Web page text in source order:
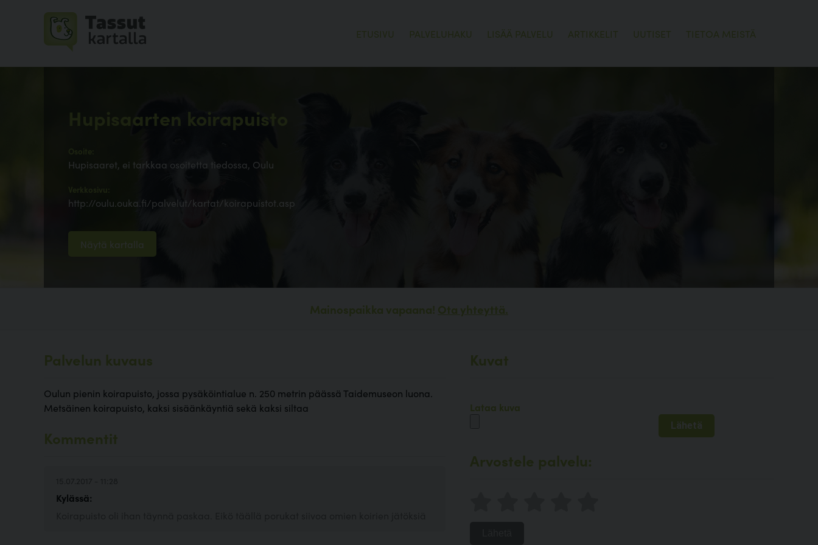
ETUSIVU PALVELUHAKU LISÄÄ PALVELU ARTIKKELIT UUTISET TIETOA MEISTÄ
Hupisaarten koirapuisto
Hupisaaret, ei tarkkaa osoitetta tiedossa, Oulu
http://oulu.ouka.fi/palvelut/kartat/koirapuistot.asp
Näytä kartalla
Mainospaikka vapaana! Ota yhteyttä.
Palvelun kuvaus
Oulun pienin koirapuisto, jossa pysäköintialue n. 250 metrin päässä Taidemuseon luona.
Metsäinen koirapuisto, kaksi sisäänkäyntiä sekä kaksi siltaa
Kommentit
Kylässä:
Kuvat
Lataa kuva
Arvostele palvelu: